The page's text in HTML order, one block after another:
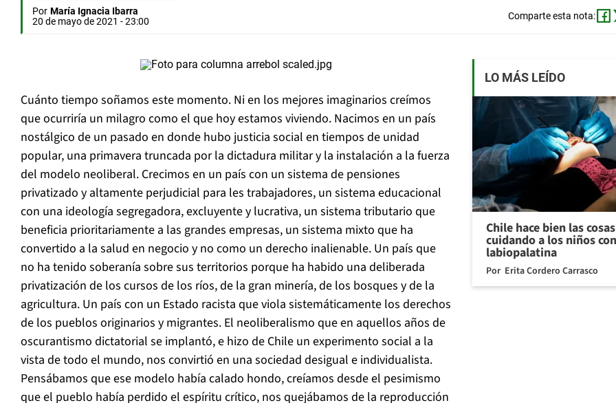
Por María Ignacia Ibarra
20 de mayo de 2021 - 23:00
Comparte esta nota:
Cuánto tiempo soñamos este momento. Ni en los mejores imaginarios creímos
que ocurriría un milagro como el que hoy estamos viviendo. Nacimos en un país
nostálgico de un pasado en donde hubo justicia social en tiempos de unidad
popular, una primavera truncada por la dictadura militar y la instalación a la fuerza
del modelo neoliberal. Crecimos en un país con un sistema de pensiones
privatizado y altamente perjudicial para les trabajadores, un sistema educacional
con una ideología segregadora, excluyente y lucrativa, un sistema tributario que
beneficia prioritariamente a las grandes empresas, un sistema mixto que ha
convertido a la salud en negocio y no como un derecho inalienable. Un país que
no ha tenido soberanía sobre sus territorios porque ha habido una deliberada
privatización de los cursos de los ríos, de la gran minería, de los bosques y de la
agricultura. Un país con un Estado racista que viola sistemáticamente los derechos
de los pueblos originarios y migrantes. El neoliberalismo que en aquellos años de
oscurantismo dictatorial se implantó, e hizo de Chile un experimento social a la
vista de todo el mundo, nos convirtió en una sociedad desigual e individualista.
Pensábamos que ese modelo había calado hondo, creíamos desde el pesimismo
que el pueblo había perdido el espíritu crítico, nos quejábamos de la reproducción
LO MÁS LEÍDO
Chile hace bien las
cuidando a los niños
labiopalatina
Por Erita Cordero Carrasco